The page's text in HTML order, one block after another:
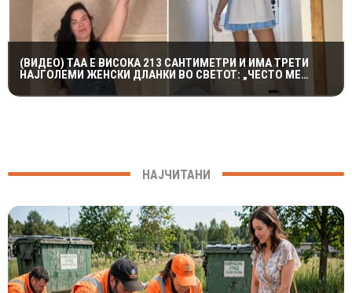
(ВИДЕО) ТАА Е ВИСОКА 213 САНТИМЕТРИ И ИМА ТРЕТИ
НАЈГОЛЕМИ ЖЕНСКИ ДЛАНКИ ВО СВЕТОТ: „ЧЕСТО МЕ
ПОНИЖУВААТ“
НАЈЧИТАНИ